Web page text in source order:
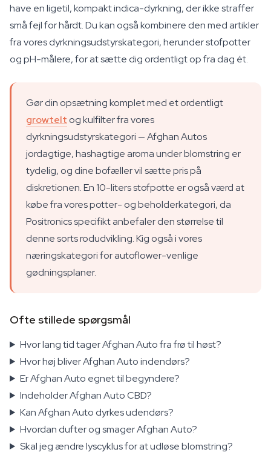
have en ligetil, kompakt indica-dyrkning, der ikke straffer
små fejl for hårdt. Du kan også kombinere den med artikler
fra vores dyrkningsudstyrskategori, herunder stofpotter
og pH-målere, for at sætte dig ordentligt op fra dag ét.
Gør din opsætning komplet med et ordentligt
growtelt og kulfilter fra vores
dyrkningsudstyrskategori — Afghan Autos
jordagtige, hashagtige aroma under blomstring er
tydelig, og dine bofæller vil sætte pris på
diskretionen. En 10-liters stofpotte er også værd at
købe fra vores potter- og beholderkategori, da
Positronics specifikt anbefaler den størrelse til
denne sorts rodudvikling. Kig også i vores
næringskategori for autoflower-venlige
gødningsplaner.
Ofte stillede spørgsmål
Hvor lang tid tager Afghan Auto fra frø til høst?
Hvor høj bliver Afghan Auto indendørs?
Er Afghan Auto egnet til begyndere?
Indeholder Afghan Auto CBD?
Kan Afghan Auto dyrkes udendørs?
Hvordan dufter og smager Afghan Auto?
Skal jeg ændre lyscyklus for at udløse blomstring?